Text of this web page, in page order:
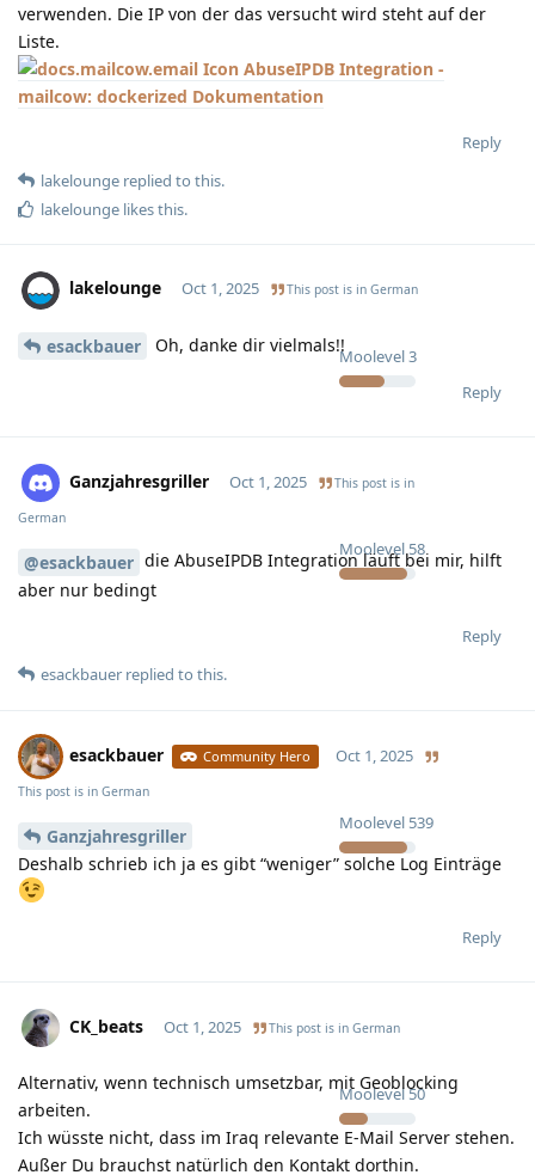
verwenden. Die IP von der das versucht wird steht auf der
Liste.
AbuseIPDB Integration -
mailcow: dockerized Dokumentation
Reply
lakelounge replied to this.
lakelounge likes this.
lakelounge
Moolevel3
Oct 1, 2025 This post is in German
esackbauer Oh, danke dir vielmals!!
Reply
Ganzjahresgriller
Moolevel 58
Oct 1, 2025 This post is in
German
@esackbauer die AbuseIPDB Integration läuft bei mir, hilft
aber nur bedingt
Reply
esackbauer replied to this.
esackbauer Community Hero
Moolevel 539
Oct 1, 2025
This post is in German
Ganzjahresgriller
Deshalb schrieb ich ja es gibt “weniger” solche Log Einträge
Reply
CK_beats
Moolevel50
Oct 1, 2025 This post is in German
Alternativ, wenn technisch umsetzbar, mit Geoblocking
arbeiten.
Ich wüsste nicht, dass im Iraq relevante E-Mail Server stehen.
Außer Du brauchst natürlich den Kontakt dorthin.